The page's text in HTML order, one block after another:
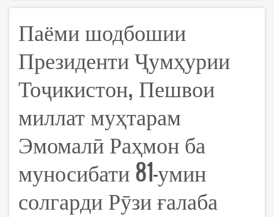
Паёми шодбошии
Президенти Ҷумҳурии
Тоҷикистон, Пешвои
миллат муҳтарам
Эмомалӣ Раҳмон ба
муносибати 81-умин
солгарди Рӯзи ғалаба